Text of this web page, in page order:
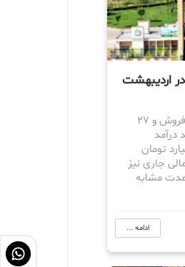
اردیبهشت
پتروشیمی شازند با ثبت رشد ۲۳ درصدی فروش و ۲۷
درآمد
از ۴.۲ هزار میلیارد تومان
جاری نیز
مدت مشابه
ادامه ...